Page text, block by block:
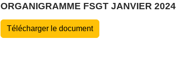
ORGANIGRAMME FSGT JANVIER 2024
Télécharger le document